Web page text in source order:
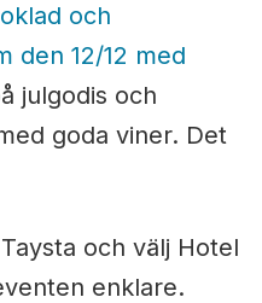
och
den 12/12 med
julgodis och
goda viner. Det
och välj Hotel
enklare.